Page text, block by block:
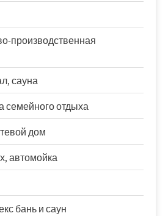
производственная
сауна
семейного отдыха
дом
автомойка
бань и саун